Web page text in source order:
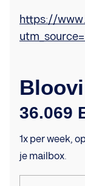
https://
36.069
1x per week,
je mailbox.